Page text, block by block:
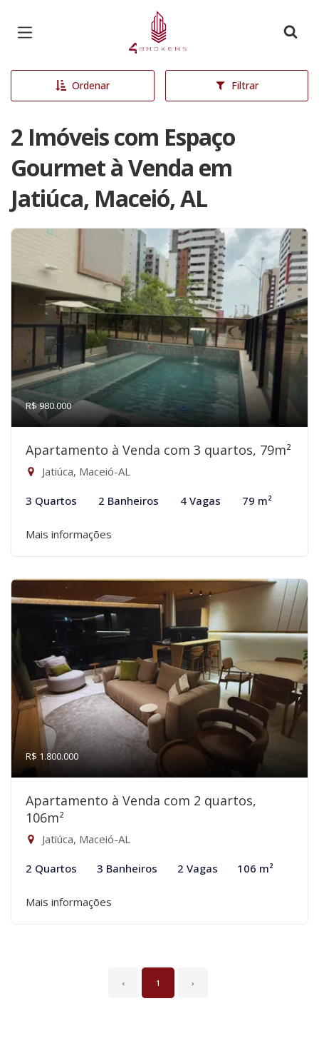
Página inicial
Ordenar Filtrar
2 Imóveis com Espaço
Gourmet à Venda em
Jatiúca, Maceió, AL
R$ 980.000
Apartamento à Venda com 3 quartos, 79m²
Jatiúca, Maceió-AL
3 Quartos 2 Banheiros 4 Vagas 79 m²
Mais informações
R$ 1.800.000
Apartamento à Venda com 2 quartos,
106m²
Jatiúca, Maceió-AL
2 Quartos 3 Banheiros 2 Vagas 106 m²
Mais informações
‹ 1 ›